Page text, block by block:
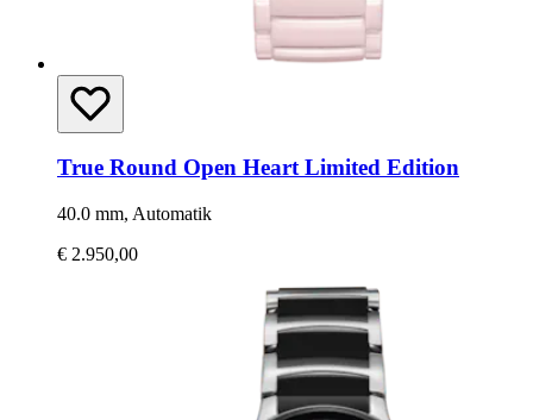
True Round Open Heart Limited Edition
40.0 mm, Automatik
€ 2.950,00